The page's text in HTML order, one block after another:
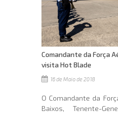
Comandante da Força
visita Hot Blade
16 de Maio de 2018
O Comandante da
Baixos, Tenente-